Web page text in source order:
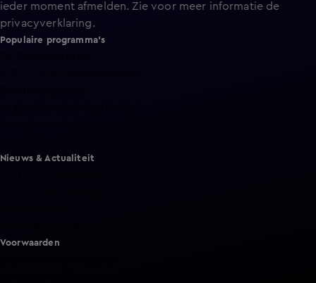
ieder moment afmelden. Zie voor meer informatie de
privacyverklaring.
Populaire programma's
Nieuws & Actualiteit
Voorwaarden